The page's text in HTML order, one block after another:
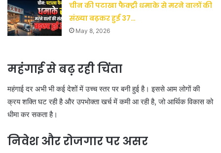
चीन की पटाखा फैक्ट्री धमाके से मरने वालों की
संख्या बढ़कर हुई 37…
May 8, 2026
महंगाई से बढ़ रही चिंता
महंगाई दर अभी भी कई देशों में उच्च स्तर पर बनी हुई है। इससे आम लोगों की
क्रय शक्ति घट रही है और उपभोक्ता खर्च में कमी आ रही है, जो आर्थिक विकास को
धीमा कर सकता है।
निवेश और रोजगार पर असर